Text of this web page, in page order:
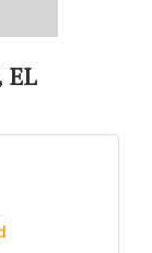
EL